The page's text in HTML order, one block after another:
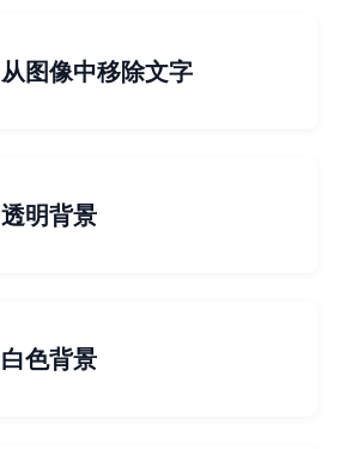
从图像中移除文字
透明背景
白色背景